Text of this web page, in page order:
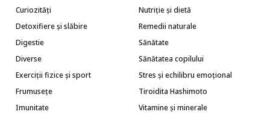
Curiozități
Detoxifiere și slăbire
Digestie
Diverse
Exerciții fizice și sport
Frumusețe
Imunitate
Nutriție și dietă
Remedii naturale
Sănătate
Sănătatea copilului
Stres și echilibru emoțional
Tiroidita Hashimoto
Vitamine și minerale